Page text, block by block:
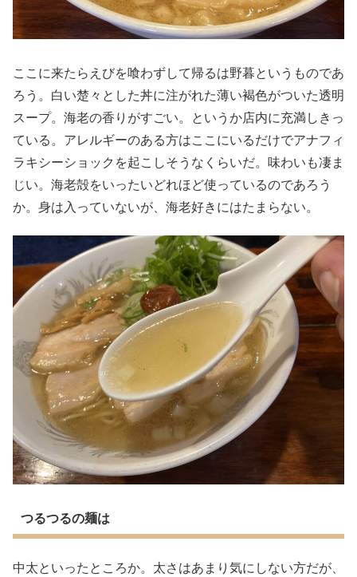
ここに来たらえびを喰わずして帰るは野暮というものであ
ろう。白い楚々とした丼に注がれた薄い褐色がついた透明
スープ。海老の香りがすごい。というか店内に充満しきっ
ている。アレルギーのある方はここにいるだけでアナフィ
ラキシーショックを起こしそうなくらいだ。味わいも凄ま
じい。海老殻をいったいどれほど使っているのであろう
か。身は入っていないが、海老好きにはたまらない。
つるつるの麺は
中太といったところか。太さはあまり気にしない方だが、